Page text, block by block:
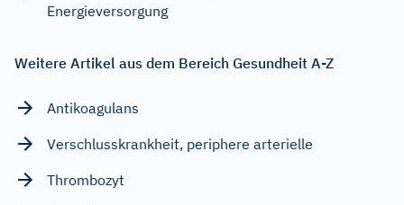
Energieversorgung
Weitere Artikel aus dem Bereich Gesundheit A-Z
Antikoagulans
Verschlusskrankheit, periphere arterielle
Thrombozyt